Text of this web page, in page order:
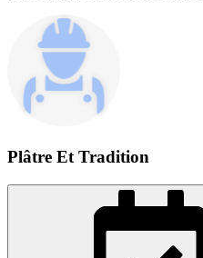
Plâtre Et Tradition